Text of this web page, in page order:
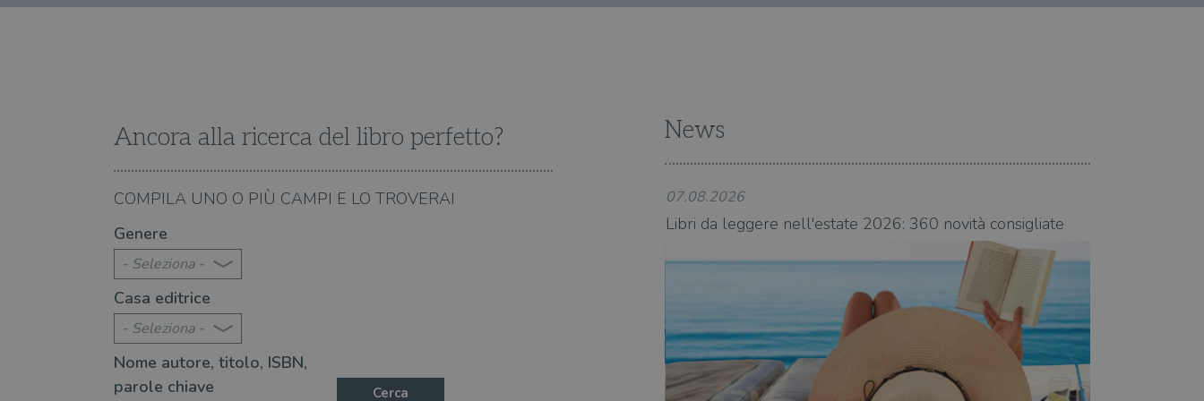
Ancora alla ricerca del libro perfetto?
COMPILA UNO O PIÙ CAMPI E LO TROVERAI
Genere
- Seleziona -
Casa editrice
- Seleziona -
Nome autore, titolo, ISBN,
parole chiave
Cerca
News
360 novità consigliate
07.08.2026 07.08.2026
Libri da leggere nell'estate 2026: 360 novità consigliate